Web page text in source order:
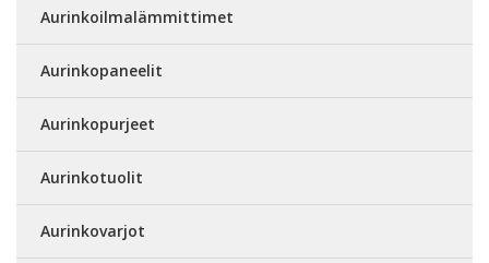
Aurinkoilmalämmittimet
Aurinkopaneelit
Aurinkopurjeet
Aurinkotuolit
Aurinkovarjot